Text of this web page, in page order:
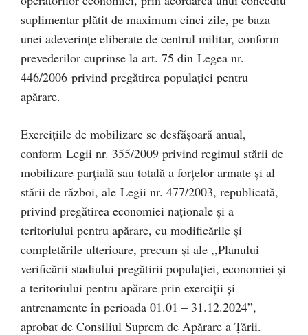
suplimentar plătit de maximum cinci zile, pe baza
unei adeverințe eliberate de centrul militar, conform
prevederilor cuprinse la art. 75 din Legea nr.
446/2006 privind pregătirea populației pentru
apărare.
Exercițiile de mobilizare se desfășoară anual,
conform Legii nr. 355/2009 privind regimul stării de
mobilizare parțială sau totală a forțelor armate și al
stării de război, ale Legii nr. 477/2003, republicată,
privind pregătirea economiei naționale și a
teritoriului pentru apărare, cu modificările și
completările ulterioare, precum și ale ,,Planului
verificării stadiului pregătirii populației, economiei și
a teritoriului pentru apărare prin exerciții și
antrenamente în perioada 01.01 – 31.12.2024”,
aprobat de Consiliul Suprem de Apărare a Țării.